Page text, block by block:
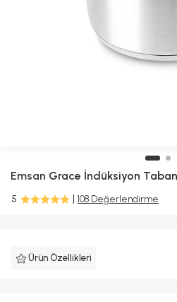
Emsan Grace İndüksiyon
5 108 Değerlendirme
Ürün Özellikleri